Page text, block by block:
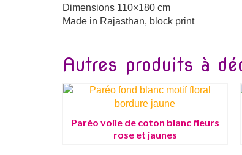
Dimensions 110×180 cm
Made in Rajasthan, block print
Autres produits à
Paréo voile de coton blanc fleurs
rose et jaunes